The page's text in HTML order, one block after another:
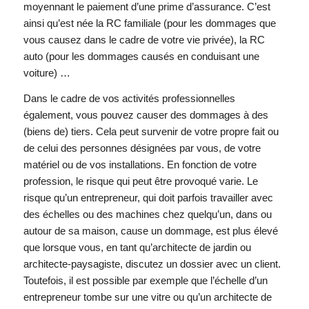
moyennant le paiement d’une prime d’assurance. C’est
ainsi qu’est née la RC familiale (pour les dommages que
vous causez dans le cadre de votre vie privée), la RC
auto (pour les dommages causés en conduisant une
voiture) …
Dans le cadre de vos activités professionnelles
également, vous pouvez causer des dommages à des
(biens de) tiers. Cela peut survenir de votre propre fait ou
de celui des personnes désignées par vous, de votre
matériel ou de vos installations. En fonction de votre
profession, le risque qui peut être provoqué varie. Le
risque qu’un entrepreneur, qui doit parfois travailler avec
des échelles ou des machines chez quelqu’un, dans ou
autour de sa maison, cause un dommage, est plus élevé
que lorsque vous, en tant qu’architecte de jardin ou
architecte-paysagiste, discutez un dossier avec un client.
Toutefois, il est possible par exemple que l’échelle d’un
entrepreneur tombe sur une vitre ou qu’un architecte de